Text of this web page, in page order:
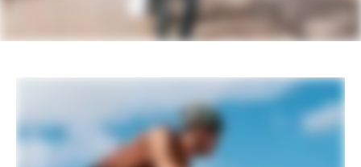
Spokes
Sapim CX-Ray Aero, straight-pull
700c
(F) DT Swiss 370, 12x100mm centerlock
/ (R) DT Swiss 370 LN Ratchet System,
12x142mm centerlock